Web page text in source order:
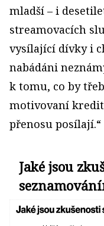
mladší – i
streamovacích
vysílající dívky i
nabádáni
k tomu, co by
motivovaní
přenosu posílají.“
Jaké jsou